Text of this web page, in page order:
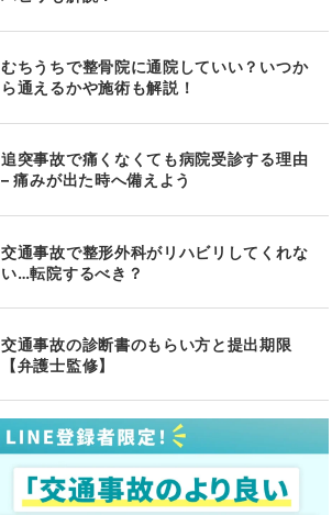
むちうちで整骨院に通院していい？いつか
ら通えるかや施術も解説！
追突事故で痛くなくても病院受診する理由
– 痛みが出た時へ備えよう
交通事故で整形外科がリハビリしてくれな
い…転院するべき？
交通事故の診断書のもらい方と提出期限
【弁護士監修】